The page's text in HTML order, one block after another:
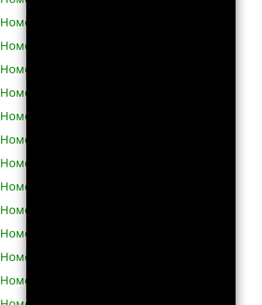
Номера телефонов такси в Долине
Номера телефонов такси в Дрогобыче
Номера телефонов такси в Дублянах
Номера телефонов такси в Дубно
Номера телефонов такси в Дунаевцах
Номера телефонов такси в Жашкове
Номера телефонов такси в Жёлтых водах
Номера телефонов такси в Жидачове
Номера телефонов такси в Житомире
Номера телефонов такси в Жмеринке
Номера телефонов такси в Жолкве
Номера телефонов такси в Запорожье